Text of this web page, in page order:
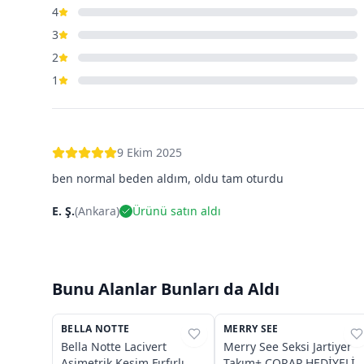
4
3
2
1
9 Ekim 2025
ben normal beden aldım, oldu tam oturdu
E. Ş.(Ankara) Ürünü satın aldı
Bunu Alanlar Bunları da Aldı
%76
BELLA NOTTE
Bella Notte Lacivert
%35
MERRY SEE
Merry See Seksi Jartiyer